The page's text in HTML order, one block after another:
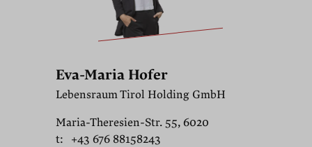
Eva-Maria Hofer
Lebensraum Tirol Holding GmbH
Maria-Theresien-Str. 55, 6020
t:
+43 676 88158243